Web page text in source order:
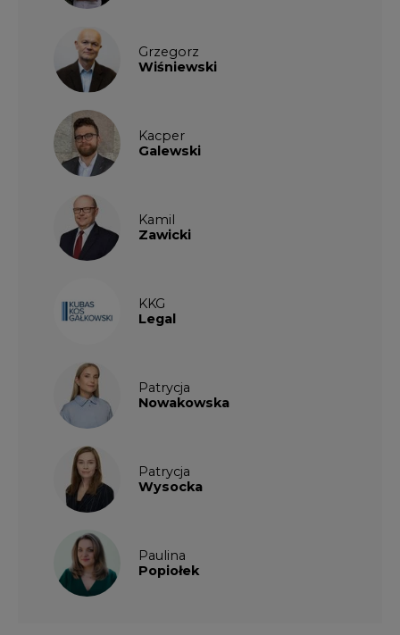
Grzegorz
Wiśniewski
Kacper
Galewski
Kamil
Zawicki
KKG
Legal
Patrycja
Nowakowska
Patrycja
Wysocka
Paulina
Popiołek